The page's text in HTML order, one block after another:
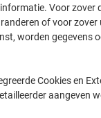
1-2Pakken
3-4Pakken
Momenteel
Voor zover
of voor
worden gegevens
Cookies en
aangeven